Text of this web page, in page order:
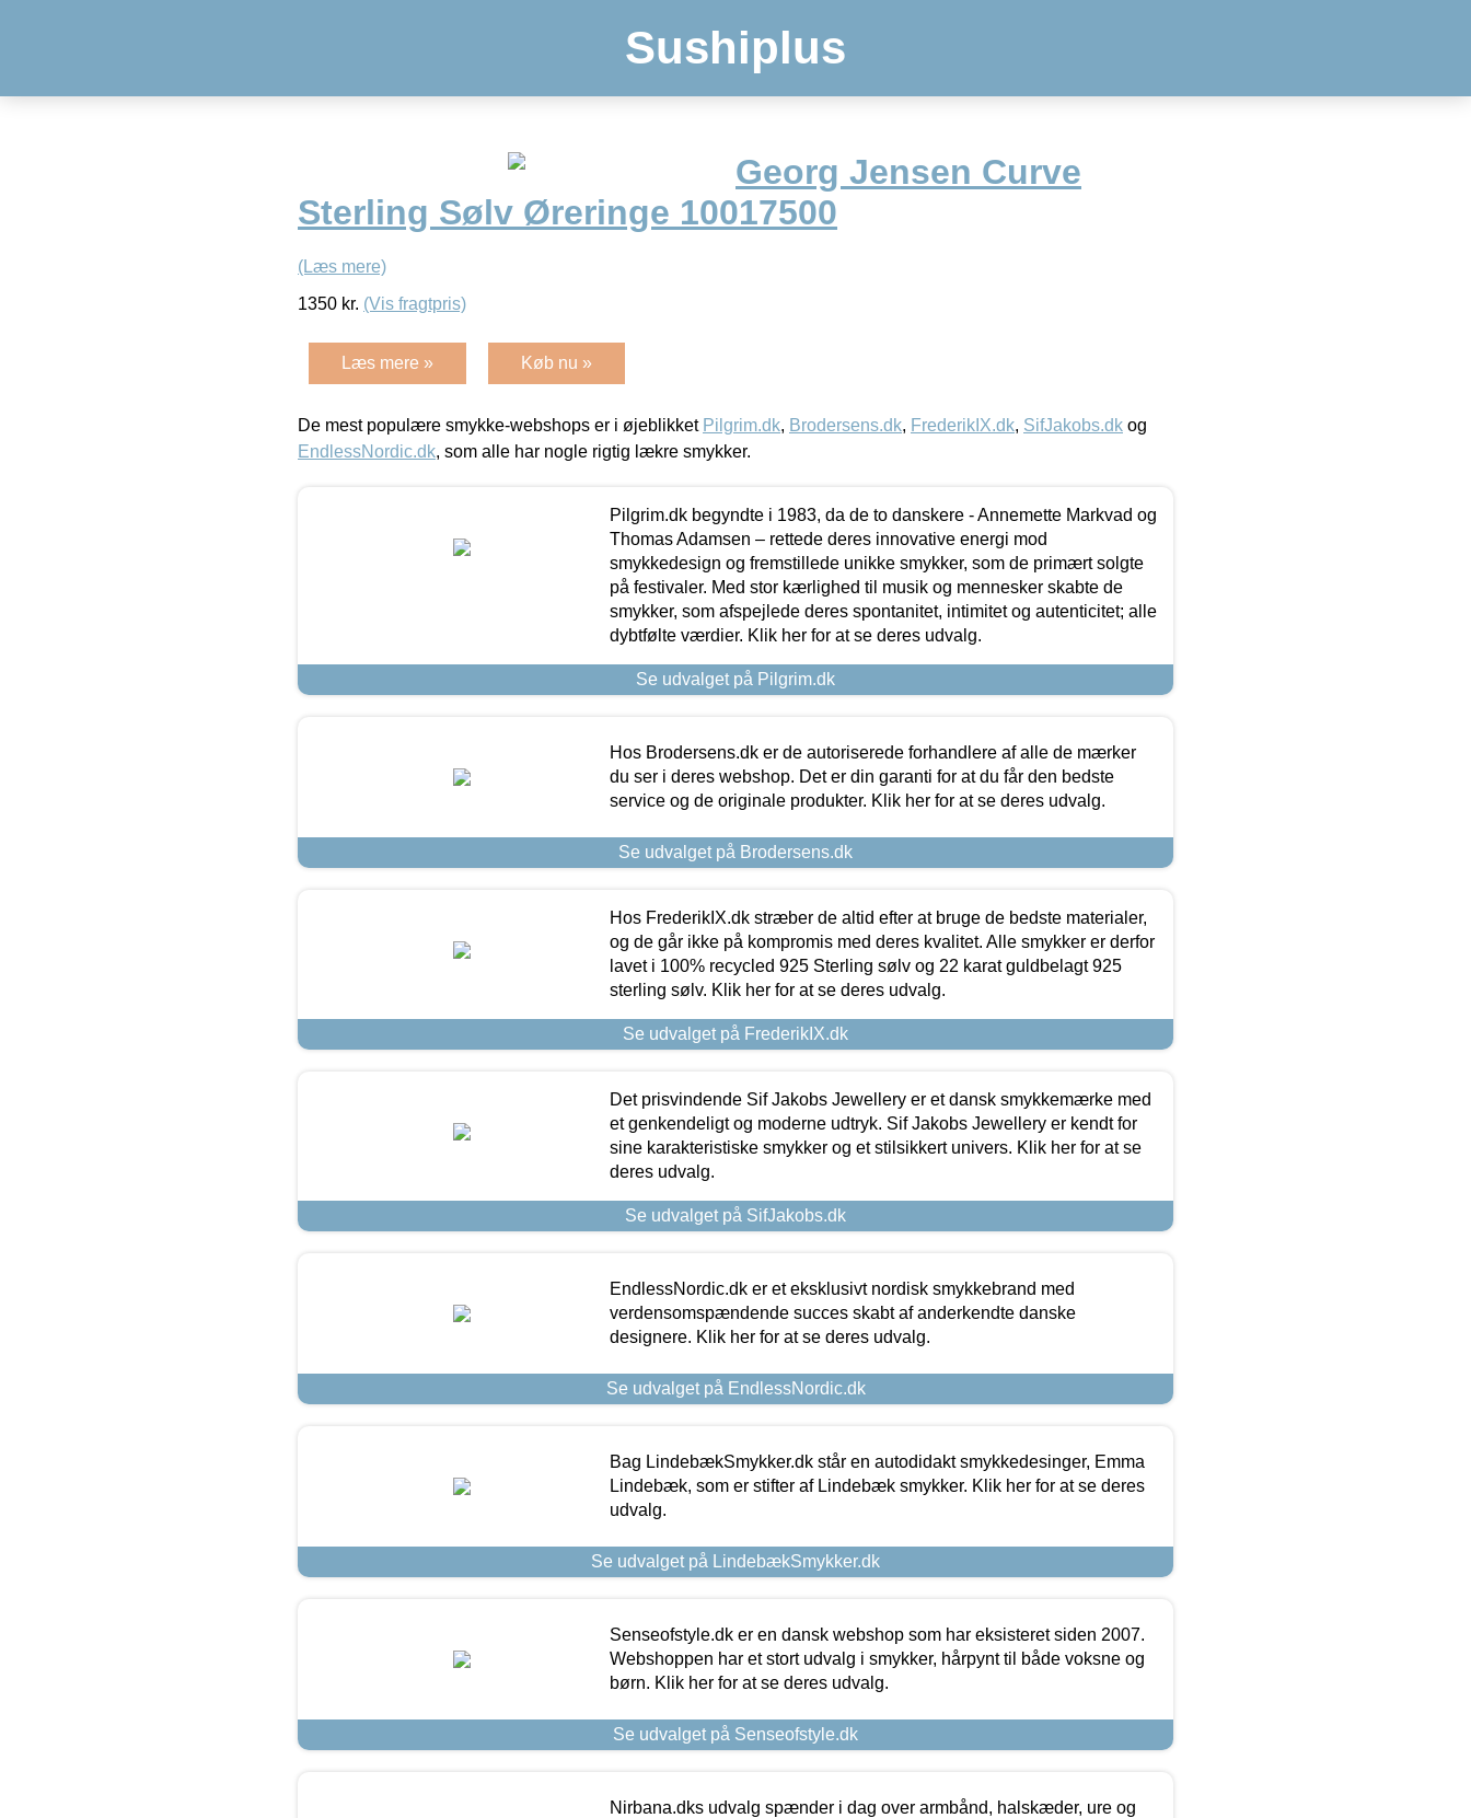
Sushiplus
Georg Jensen Curve
Sterling Sølv Øreringe 10017500
(Læs mere)
1350 kr. (Vis fragtpris)
Læs mere » Køb nu »
De mest populære smykke-webshops er i øjeblikket Pilgrim.dk, Brodersens.dk, FrederikIX.dk, SifJakobs.dk og
EndlessNordic.dk, som alle har nogle rigtig lækre smykker.
Pilgrim.dk begyndte i 1983, da de to danskere - Annemette Markvad og
Thomas Adamsen – rettede deres innovative energi mod
smykkedesign og fremstillede unikke smykker, som de primært solgte
på festivaler. Med stor kærlighed til musik og mennesker skabte de
smykker, som afspejlede deres spontanitet, intimitet og autenticitet; alle
dybtfølte værdier. Klik her for at se deres udvalg.
Se udvalget på Pilgrim.dk
Hos Brodersens.dk er de autoriserede forhandlere af alle de mærker
du ser i deres webshop. Det er din garanti for at du får den bedste
service og de originale produkter. Klik her for at se deres udvalg.
Se udvalget på Brodersens.dk
Hos FrederikIX.dk stræber de altid efter at bruge de bedste materialer,
og de går ikke på kompromis med deres kvalitet. Alle smykker er derfor
lavet i 100% recycled 925 Sterling sølv og 22 karat guldbelagt 925
sterling sølv. Klik her for at se deres udvalg.
Se udvalget på FrederikIX.dk
Det prisvindende Sif Jakobs Jewellery er et dansk smykkemærke med
et genkendeligt og moderne udtryk. Sif Jakobs Jewellery er kendt for
sine karakteristiske smykker og et stilsikkert univers. Klik her for at se
deres udvalg.
Se udvalget på SifJakobs.dk
EndlessNordic.dk er et eksklusivt nordisk smykkebrand med
verdensomspændende succes skabt af anderkendte danske
designere. Klik her for at se deres udvalg.
Se udvalget på EndlessNordic.dk
Bag LindebækSmykker.dk står en autodidakt smykkedesinger, Emma
Lindebæk, som er stifter af Lindebæk smykker. Klik her for at se deres
udvalg.
Se udvalget på LindebækSmykker.dk
Senseofstyle.dk er en dansk webshop som har eksisteret siden 2007.
Webshoppen har et stort udvalg i smykker, hårpynt til både voksne og
børn. Klik her for at se deres udvalg.
Se udvalget på Senseofstyle.dk
Nirbana.dks udvalg spænder i dag over armbånd, halskæder, ure og